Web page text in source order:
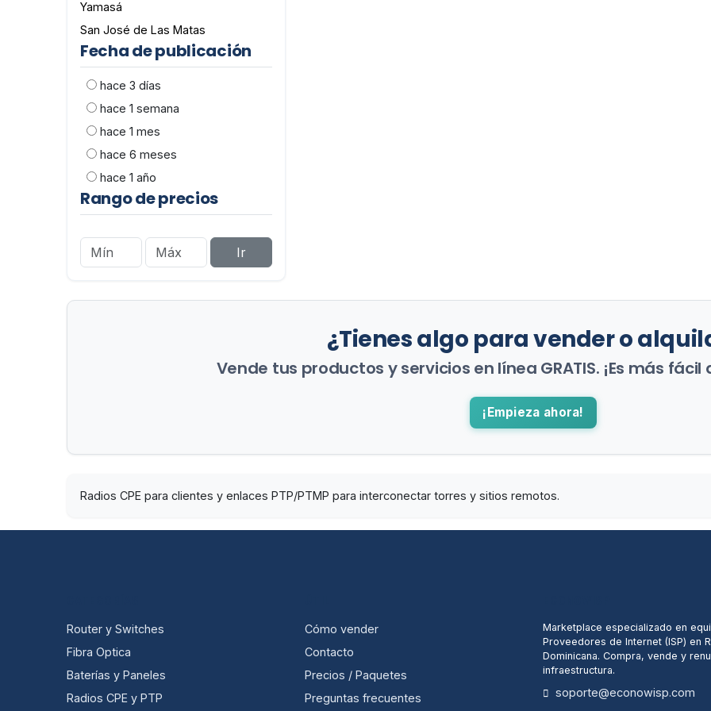
Yamasá
San José de Las Matas
Fecha de publicación
hace 3 días
hace 1 semana
hace 1 mes
hace 6 meses
hace 1 año
Rango de precios
Ir
¿Tienes algo para vender o
Vende tus productos y servicios en línea GRATIS. ¡Es más
¡Empieza ahora!
Radios CPE para clientes y enlaces PTP/PTMP para interconectar torres y sitios remotos.
Router y Switches
Fibra Optica
Baterías y Paneles
Radios CPE y PTP
Cómo vender
Contacto
Precios / Paquetes
Preguntas frecuentes
Marketplace especializado en
Proveedores de Internet (ISP) en
Dominicana. Compra, vende y
infraestructura.
soporte@econowisp.com